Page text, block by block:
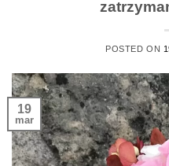
POSTED ON
19
mar